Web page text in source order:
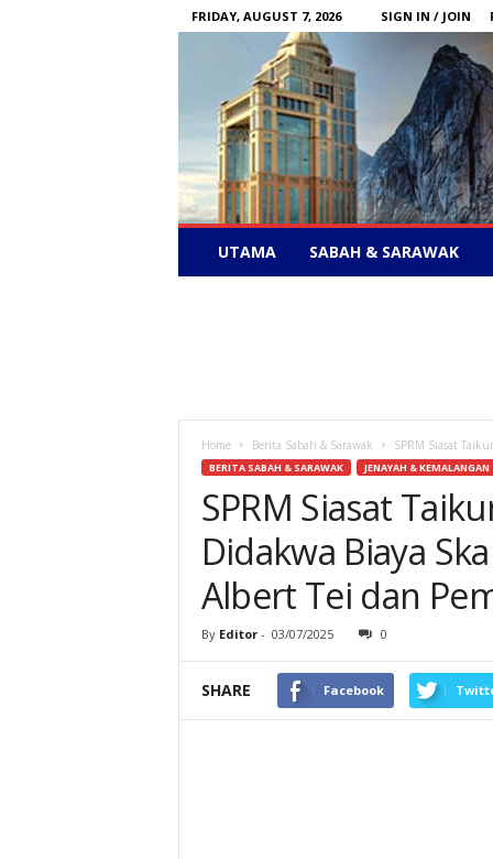
FRIDAY, AUGUST 7, 2026 SIGN IN / JOIN
–
UTAMA SABAH & SARAWAK
Home Berita Sabah & Sarawak SPRM Siasat
BERITA SABAH & SARAWAK JENAYAH & KEMALANGAN
SPRM Siasat
Didakwa Biaya
Albert Tei dan
By Editor- 03/07/2025 0
SHARE Facebook